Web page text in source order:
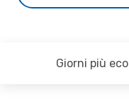
Giorni più